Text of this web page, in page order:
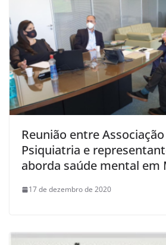
Reunião entre
Psiquiatria e
aborda saúde mental em
17 de dezembro de 2020